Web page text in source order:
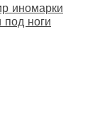
иномарки
под ноги